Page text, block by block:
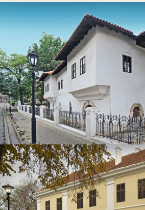
ДОКУМЕНТА
ВИРТУЕЛНА ТУРА
КОНТАКТ